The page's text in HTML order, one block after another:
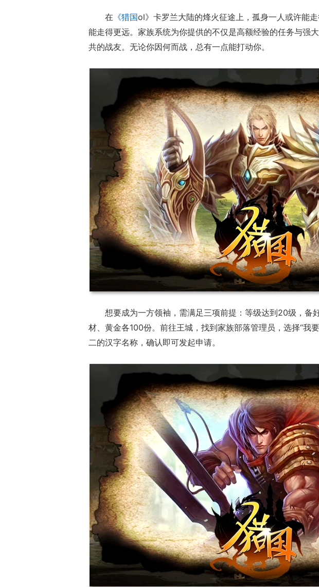
在 《猎国ol》卡罗兰大陆的烽火征途上，孤身一人或许能
能走得更远。家族系统为你提供的不仅是高额经验的任务与强
共的战友。无论你因何而战，总有一点能打动你。
想要成为一方领袖，需满足三项前提：等级达到20级，备
材、黄金各100份。前往王城，找到家族部落管理员，选择“我
二的汉字名称，确认即可发起申请。
正惊漫谈：从MU开始，为
什么网游翅膀成了"躲不掉
的刚需"？
一
的